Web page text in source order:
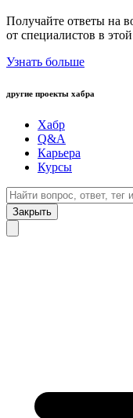
Получайте ответы на
от специалистов в
Узнать больше
другие проекты хабра
Хабр
Q&A
Карьера
Курсы
Закрыть